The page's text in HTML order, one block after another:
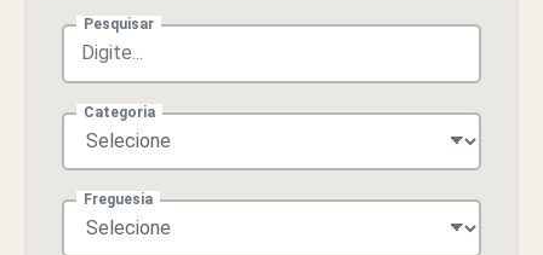
Pesquisar
Categoria
Freguesia